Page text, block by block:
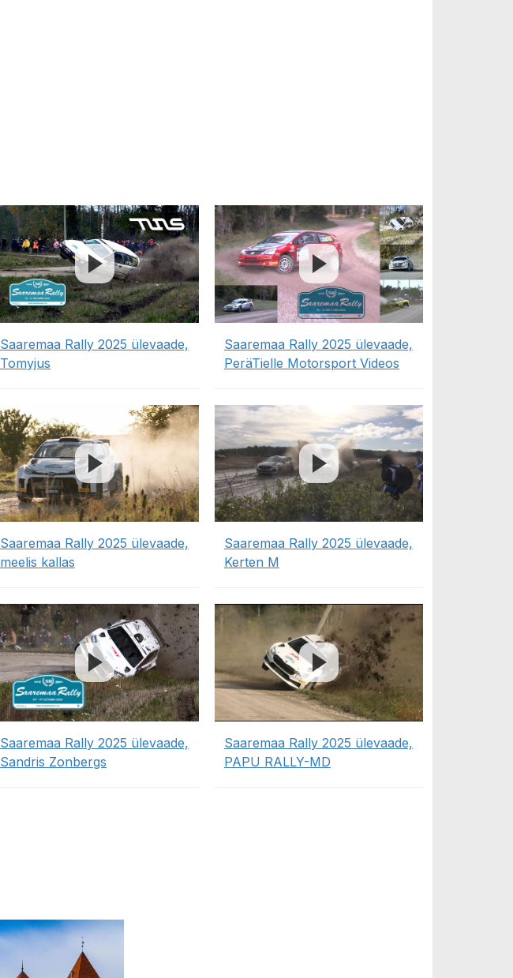
Saaremaa Rally 2025 ülevaade,
Tomyjus
Saaremaa Rally 2025 ülevaade,
PeräTielle Motorsport Videos
Saaremaa Rally 2025 ülevaade,
meelis kallas
Saaremaa Rally 2025 ülevaade,
Kerten M
Saaremaa Rally 2025 ülevaade,
Sandris Zonbergs
Saaremaa Rally 2025 ülevaade,
PAPU RALLY-MD